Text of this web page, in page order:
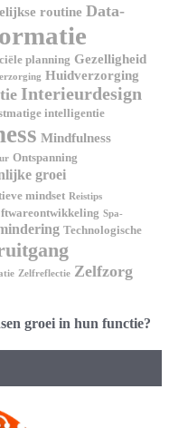
routine Data-
planning Gezelligheid
Huidverzorging
Interieurdesign
intelligentie
Mindfulness
Ontspanning
groei
mindset Reistips
Spa-
Technologische
Zelfreflectie Zelfzorg
groei in hun functie?